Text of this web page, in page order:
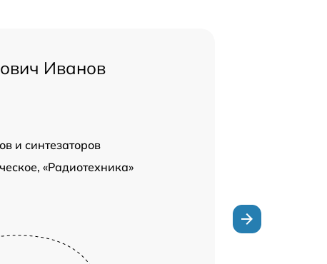
Иванов
и синтезаторов
«Радиотехника»